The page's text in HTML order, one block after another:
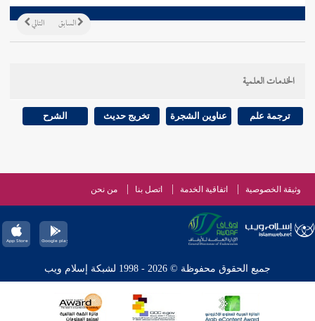
التالي السابق
الخدمات العلمية
ترجمة علم عناوين الشجرة تخريج حديث الشرح
وثيقة الخصوصية اتفاقية الخدمة اتصل بنا من نحن
جميع الحقوق محفوظة © 2026 - 1998 لشبكة إسلام ويب